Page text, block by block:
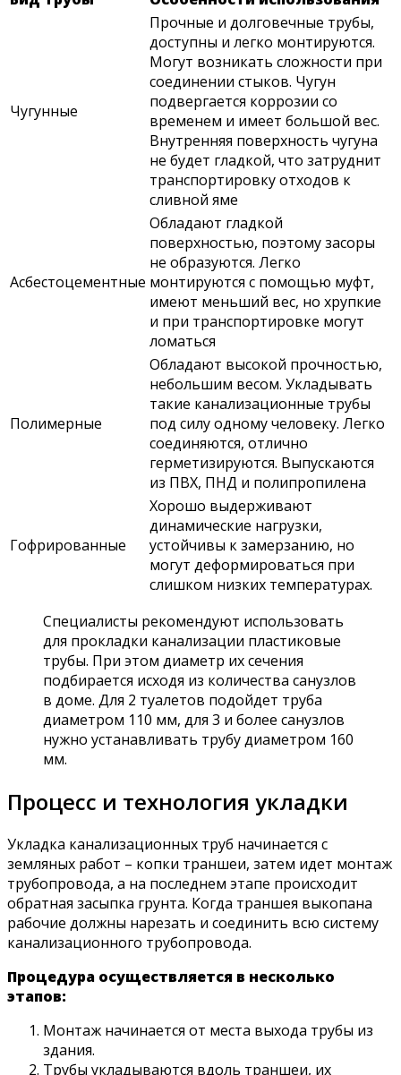
Чугунные
Прочные и долговечные трубы,
доступны и легко монтируются.
Могут возникать сложности при
соединении стыков. Чугун
подвергается коррозии со
временем и имеет большой вес.
Внутренняя поверхность чугуна
не будет гладкой, что затруднит
транспортировку отходов к
сливной яме
Асбестоцементные
Обладают гладкой
поверхностью, поэтому засоры
не образуются. Легко
монтируются с помощью муфт,
имеют меньший вес, но хрупкие
и при транспортировке могут
ломаться
Полимерные
Обладают высокой прочностью,
небольшим весом. Укладывать
такие канализационные трубы
под силу одному человеку. Легко
соединяются, отлично
герметизируются. Выпускаются
из ПВХ, ПНД и полипропилена
Гофрированные
Хорошо выдерживают
динамические нагрузки,
устойчивы к замерзанию, но
могут деформироваться при
слишком низких температурах.
Специалисты рекомендуют использовать
для прокладки канализации пластиковые
трубы. При этом диаметр их сечения
подбирается исходя из количества санузлов
в доме. Для 2 туалетов подойдет труба
диаметром 110 мм, для 3 и более санузлов
нужно устанавливать трубу диаметром 160
мм.
Процесс и технология укладки
Укладка канализационных труб начинается с
земляных работ – копки траншеи, затем идет монтаж
трубопровода, а на последнем этапе происходит
обратная засыпка грунта. Когда траншея выкопана
рабочие должны нарезать и соединить всю систему
канализационного трубопровода.
Процедура осуществляется в несколько
этапов:
Монтаж начинается от места выхода трубы из
здания.
Трубы укладываются вдоль траншеи, их